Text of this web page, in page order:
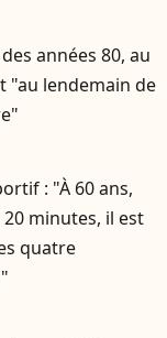
années 80, au
"au lendemain de
: "À 60 ans,
minutes, il est
quatre